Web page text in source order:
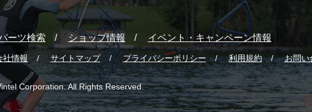
ーツ検索 ショップ情報 イベント・キャンペーン情報
社情報 サイトマップ プライバシーポリシー 利用規約 お問い
Corporation. All Rights Reserved.